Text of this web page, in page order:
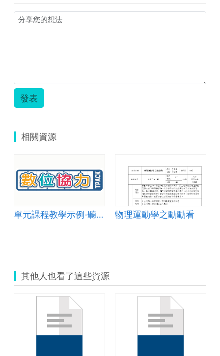
發表
相關資源
單元課程教學示例-聽說讀寫006 物理運動學之動動看
其他人也看了這些資源